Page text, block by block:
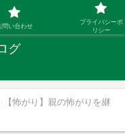
ーの子育て迷答
グ
【怖がり】親の怖がりを継
問い合わせ
プライバシーポ
リシー